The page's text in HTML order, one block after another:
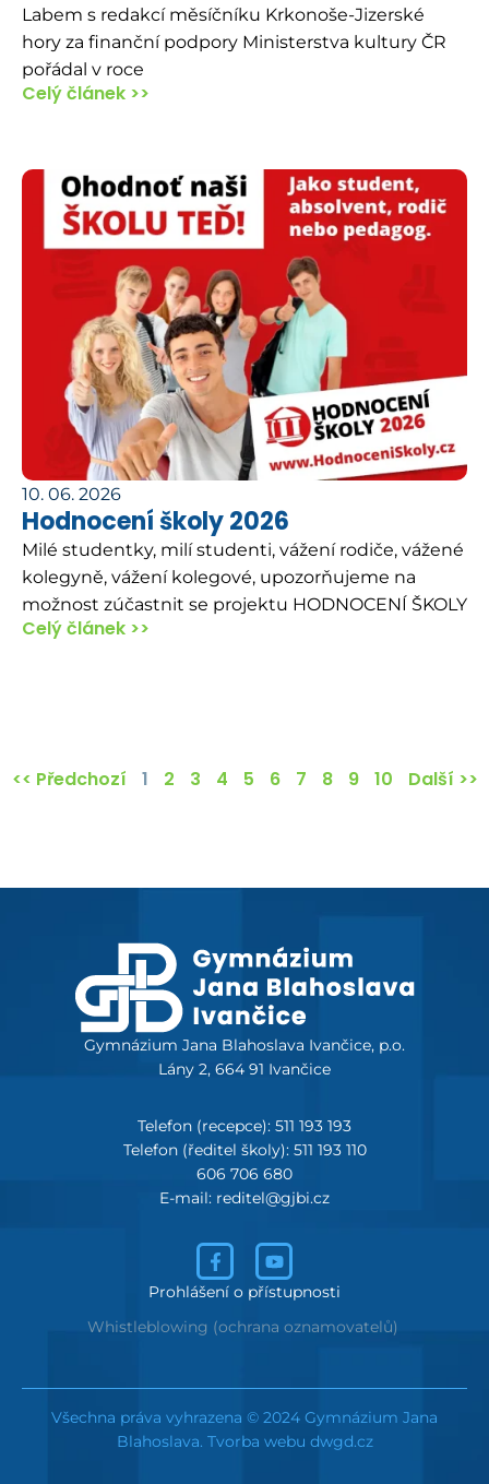
Labem s redakcí měsíčníku Krkonoše-Jizerské
hory za finanční podpory Ministerstva kultury ČR
pořádal v roce
Celý článek >>
10. 06. 2026
Hodnocení školy 2026
Milé studentky, milí studenti, vážení rodiče, vážené
kolegyně, vážení kolegové, upozorňujeme na
možnost zúčastnit se projektu HODNOCENÍ ŠKOLY
Celý článek >>
<< Předchozí 1 2 3 4 5 6 7 8 9 10 Další >>
Gymnázium Jana Blahoslava Ivančice, p.o.
Lány 2, 664 91 Ivančice
Telefon (recepce): 511 193 193
Telefon (ředitel školy): 511 193 110
606 706 680
E-mail: reditel@gjbi.cz
Prohlášení o přístupnosti
Whistleblowing (ochrana oznamovatelů)
Všechna práva vyhrazena © 2024 Gymnázium Jana
Blahoslava. Tvorba webu dwgd.cz